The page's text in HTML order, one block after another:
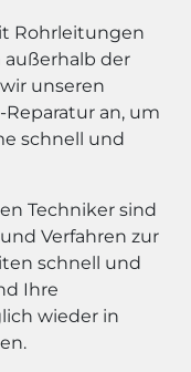
Rohrleitungen
der
unseren
an, um
schnell und
Techniker sind
Verfahren zur
schnell und
Ihre
wieder in